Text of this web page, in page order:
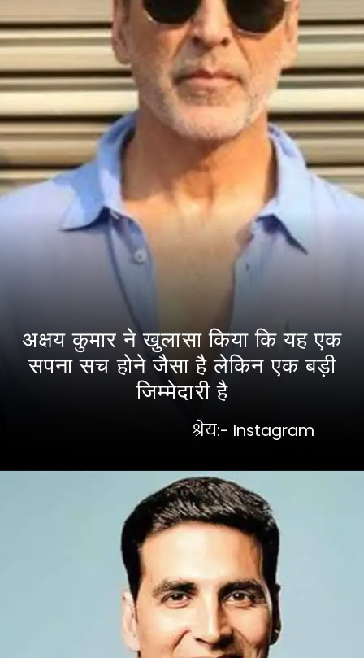
श्रेय:- Instagram
अक्षय कुमार ने खुलासा किया कि यह एक
सपना सच होने जैसा है लेकिन एक बड़ी
जिम्मेदारी है